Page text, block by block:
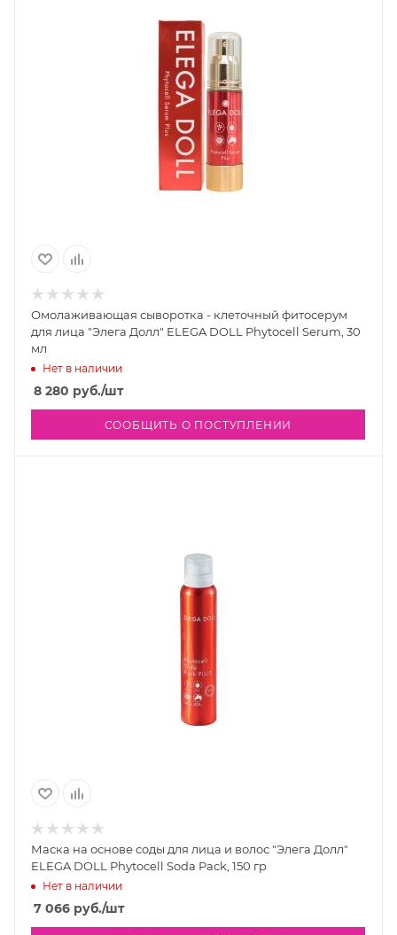
Омолаживающая сыворотка - клеточный фитосерум
для лица "Элега Долл" ELEGA DOLL Phytocell Serum, 30
мл
Нет в наличии
8 280 руб./шт
СООБЩИТЬ О ПОСТУПЛЕНИИ
Маска на основе соды для лица и волос "Элега Долл"
ELEGA DOLL Phytocell Soda Pack, 150 гр
Нет в наличии
7 066 руб./шт